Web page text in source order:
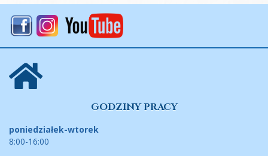
GODZINY PRACY
poniedziałek-wtorek
8:00-16:00